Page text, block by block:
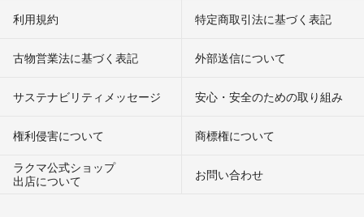
利用規約 特定商取引法に基づく表記
古物営業法に基づく表記 外部送信について
サステナビリティメッセージ 安心・安全のための取り組み
権利侵害について
商標権について
ラクマ公式ショップ
出店について
お問い合わせ